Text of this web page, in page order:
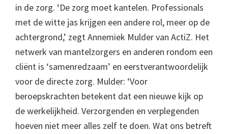
in de zorg. ‘De zorg moet kantelen. Professionals
met de witte jas krijgen een andere rol, meer op de
achtergrond,’ zegt Annemiek Mulder van ActiZ. Het
netwerk van mantelzorgers en anderen rondom een
cliënt is ‘samenredzaam’ en eerstverantwoordelijk
voor de directe zorg. Mulder: ‘Voor
beroepskrachten betekent dat een nieuwe kijk op
de werkelijkheid. Verzorgenden en verplegenden
hoeven niet meer alles zelf te doen. Wat ons betreft